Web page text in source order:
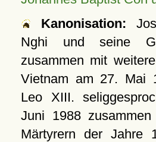
Kanonisation:
Nghi und seine
zusammen mit
Vietnam am 27. Mai
Leo XIII.
Juni 1988zusammen
Märtyrern der Jahre